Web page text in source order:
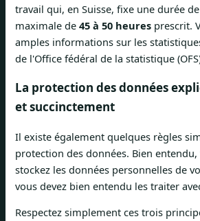
travail qui, en Suisse, fixe une durée
maximale de 45 à 50 heures prescrit.
amples informations sur les
de l'Office fédéral de la statistique
La protection des données
et succinctement
Il existe également quelques règles
protection des données. Bien
stockez les données personnelles de
vous devez bien entendu les traiter
Respectez simplement ces trois